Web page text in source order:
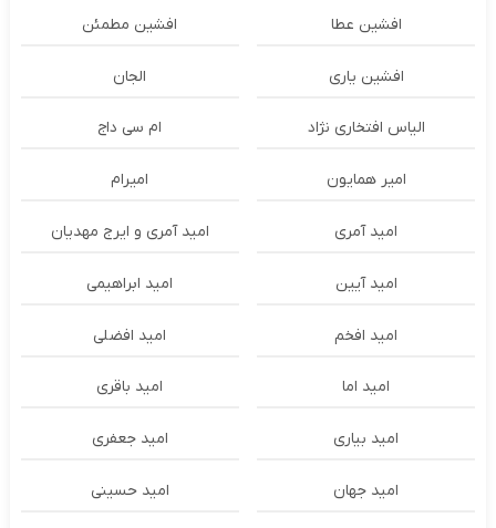
افشین عطا افشین مطمئن
افشین یاری الجان
الیاس افتخاری نژاد ام سی داج
امير همايون اميرام
امید آمری امید آمری و ایرج مهدیان
امید آیین امید ابراهیمی
امید افخم امید افضلی
امید اما امید باقری
امید بیاری امید جعفری
امید جهان امید حسینی